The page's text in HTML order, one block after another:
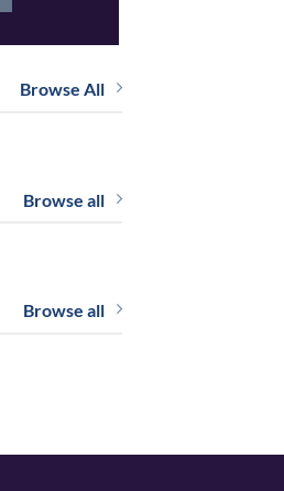
Browse All
Browse all
Browse all